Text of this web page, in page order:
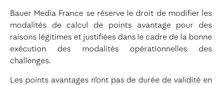
Bauer Media France se réserve le droit de modifier les
modalités de calcul de points avantage pour des
raisons légitimes et justifiées dans le cadre de la bonne
exécution des modalités opérationnelles des
challenges.
Les points avantages n’ont pas de durée de validité en